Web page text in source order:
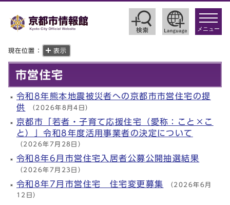
toggle
メニュー
現在位置： 表示
市営住宅
令和8年熊本地震被災者への京都市市営住宅の提
供 （2026年8月4日）
京都市「若者・子育て応援住宅（愛称：こと×こ
と）」令和8年度活用事業者の決定について
（2026年7月28日）
令和8年6月市営住宅入居者公募公開抽選結果
（2026年7月23日）
令和8年7月市営住宅 住宅変更募集 （2026年6月
12日）